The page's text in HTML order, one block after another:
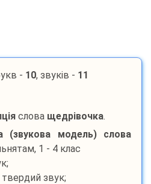
- 10, звуків - 11
слова щедрівочка.
(звукова модель) слова
1 - 4 клас
звук;